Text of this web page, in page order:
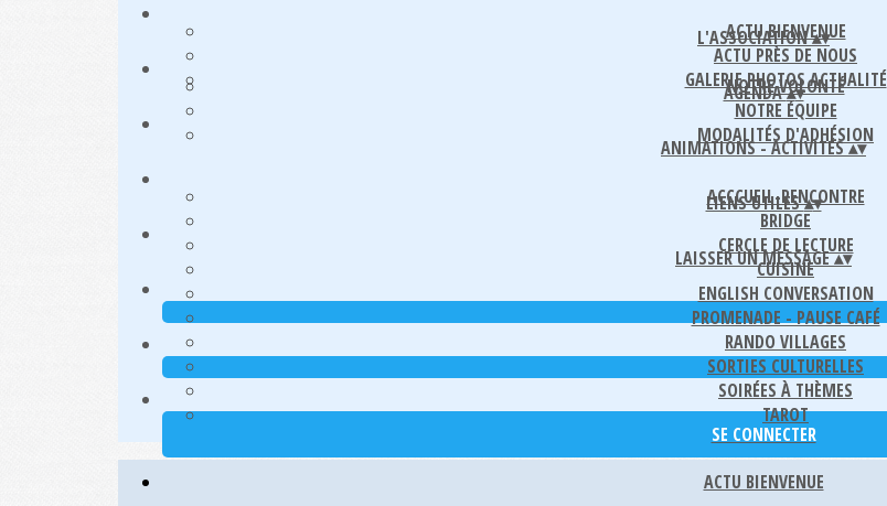
ACTU BIENVENUE
ACTU PRÈS DE NOUS
GALERIE PHOTOS ACTUALITÉ
L'ASSOCIATION▴▾
NOTRE VOLONTÉ
NOTRE ÉQUIPE
MODALITÉS D'ADHÉSION
AGENDA▴▾
ANIMATIONS - ACTIVITÉS▴▾
ACCCUEIL-RENCONTRE
BRIDGE
CERCLE DE LECTURE
CUISINE
ENGLISH CONVERSATION
PROMENADE - PAUSE CAFÉ
RANDO VILLAGES
SORTIES CULTURELLES
SOIRÉES À THÈMES
TAROT
LIENS UTILES▴▾
LAISSER UN MESSAGE▴▾
SE CONNECTER
ACTU BIENVENUE